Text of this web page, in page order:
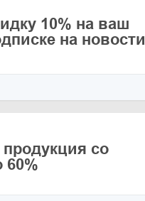
10% на ваш
на новости
со
60%